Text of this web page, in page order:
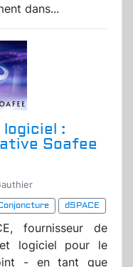
dans...
:
Soafee
dSPACE
fournisseur de
logiciel pour le
- en tant que